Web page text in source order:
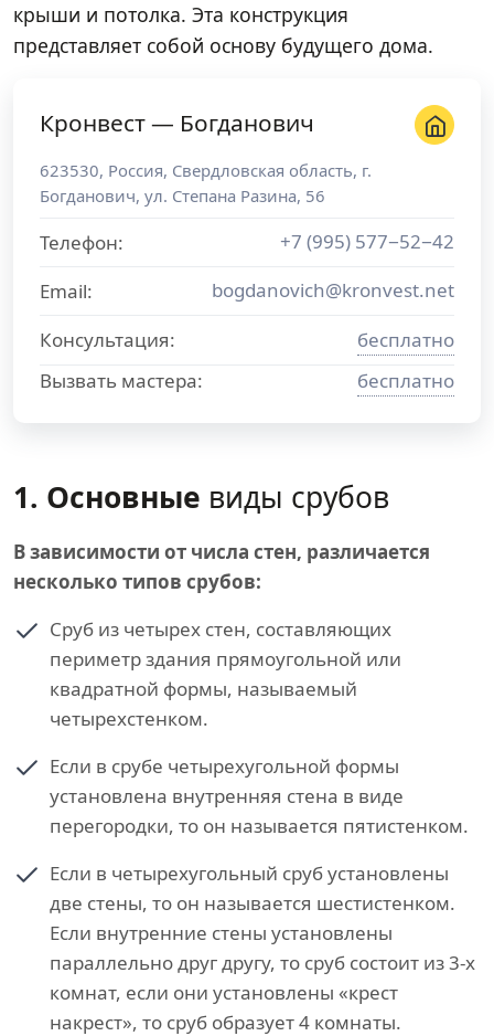
крыши и потолка. Эта конструкция
представляет собой основу будущего дома.
Кронвест — Богданович
623530, Россия, Свердловская область, г.
Богданович, ул. Степана Разина, 56
Телефон:
+7 (995) 577−52−42
Email:
bogdanovich@kronvest.net
Консультация:
бесплатно
Вызвать мастера:
бесплатно
1. Основные виды срубов
В зависимости от числа стен, различается
несколько типов срубов:
Сруб из четырех стен, составляющих
периметр здания прямоугольной или
квадратной формы, называемый
четырехстенком.
Если в срубе четырехугольной формы
установлена внутренняя стена в виде
перегородки, то он называется пятистенком.
Если в четырехугольный сруб установлены
две стены, то он называется шестистенком.
Если внутренние стены установлены
параллельно друг другу, то сруб состоит из 3-х
комнат, если они установлены «крест
накрест», то сруб образует 4 комнаты.